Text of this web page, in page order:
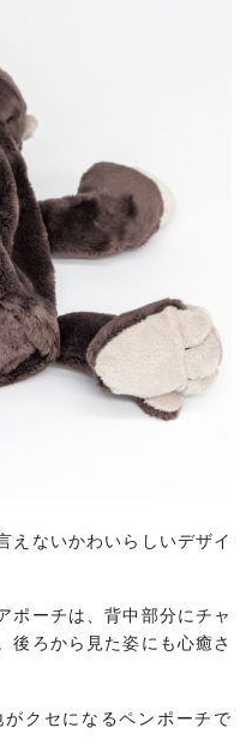
えないかわいらしいデザイ
ポーチは、背中部分にチャ
後ろから見た姿にも心癒さ
クセになるペンポーチで